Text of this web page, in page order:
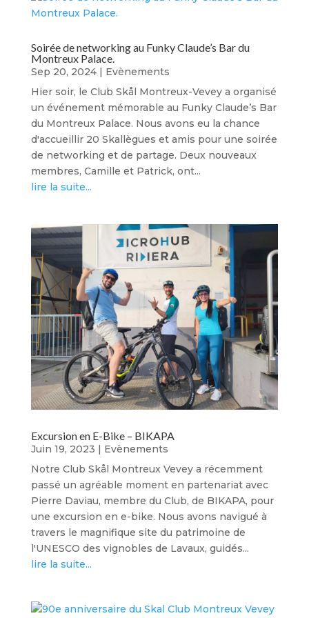
Soirée de networking au Funky Claude’s Bar du
Montreux Palace.
Sep 20, 2024| Evènements
Hier soir, le Club Skål Montreux-Vevey a organisé
un événement mémorable au Funky Claude’s Bar
du Montreux Palace. Nous avons eu la chance
d'accueillir 20 Skallègues et amis pour une soirée
de networking et de partage. Deux nouveaux
membres, Camille et Patrick, ont...
lire la suite...
Excursion en E-Bike – BIKAPA
Juin 19, 2023 | Evènements
Notre Club Skål Montreux Vevey a récemment
passé un agréable moment en partenariat avec
Pierre Daviau, membre du Club, de BIKAPA, pour
une excursion en e-bike. Nous avons navigué à
travers le magnifique site du patrimoine de
l'UNESCO des vignobles de Lavaux, guidés...
lire la suite...